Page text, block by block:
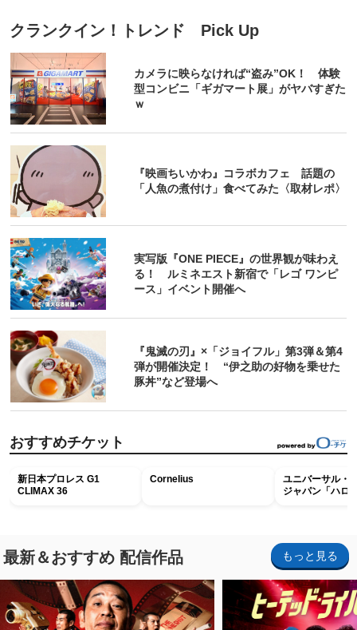
クランクイン！トレンド Pick Up
カメラに映らなければ“盗み”OK！ 体験
型コンビニ「ギガマート展」がヤバすぎた
ｗ
『映画ちいかわ』コラボカフェ 話題の
「人魚の煮付け」食べてみた〈取材レポ〉
実写版『ONE PIECE』の世界観が味わえ
る！ ルミネエスト新宿で「レゴ ワンピ
ース」イベント開催へ
『鬼滅の刃』×「ジョイフル」第3弾＆第4
弾が開催決定！ “伊之助の好物を乗せた
豚丼”など登場へ
おすすめチケット
新日本プロレス G1
CLIMAX 36
Cornelius
ユニバーサル・
ジャパン「ハロ
最新＆おすすめ 配信作品 もっと見る